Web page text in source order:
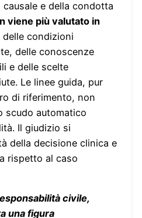
e della condotta
viene più valutato in
delle condizioni
delle conoscenze
e delle scelte
Le linee guida, pur
di riferimento, non
scudo automatico
Il giudizio si
della decisione clinica e
rispetto al caso
civile,
una figura